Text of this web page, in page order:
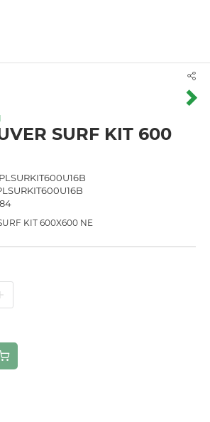
SURF KIT 600
KIT 600X600 NE